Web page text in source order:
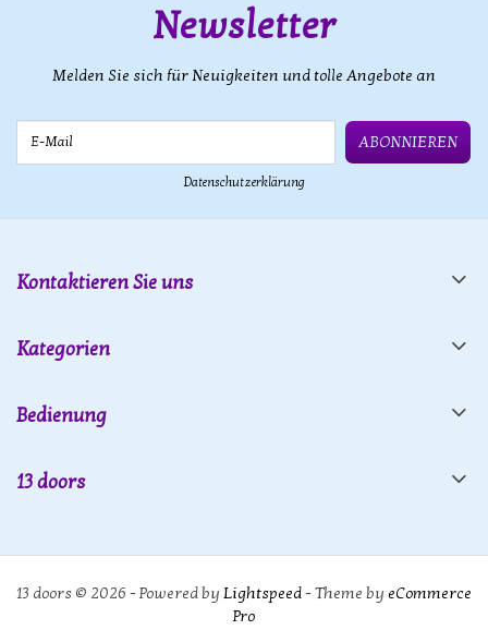
Newsletter
Melden Sie sich für Neuigkeiten und tolle Angebote an
ABONNIEREN
Datenschutzerklärung
Kontaktieren Sie uns
Kategorien
Bedienung
13 doors
13 doors © 2026 - Powered by Lightspeed- Theme by eCommerce
Pro